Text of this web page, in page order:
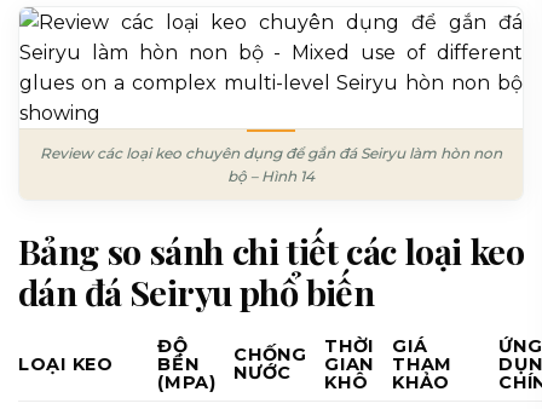
Review các loại keo chuyên dụng để gắn đá Seiryu làm hòn non
bộ – Hình 14
Bảng so sánh chi tiết các loại keo
dán đá Seiryu phổ biến
LOẠI KEO
ĐỘ
BỀN
(MPA)
CHỐNG
NƯỚC
THỜI
GIAN
KHÔ
GIÁ
THAM
KHẢO
ỨNG